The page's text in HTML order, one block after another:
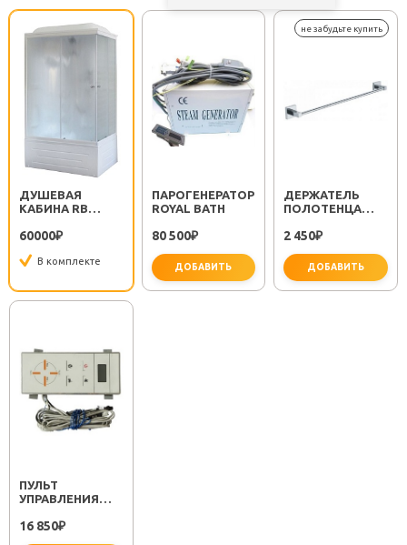
ДУШЕВАЯ
КАБИНА RB
60000₽
В комплекте
ПАРОГЕНЕРАТОР
ROYAL BATH
80 500₽
ДОБАВИТЬ
ДЕРЖАТЕЛЬ
ПОЛОТЕНЦА
2 450₽
ДОБАВИТЬ
ПУЛЬТ
УПРАВЛЕНИЯ
ROYAL BATH
16 850₽